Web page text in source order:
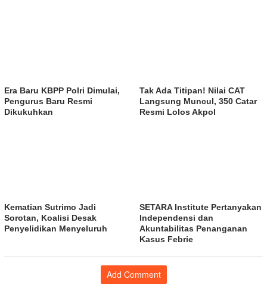
Era Baru KBPP Polri Dimulai,
Pengurus Baru Resmi
Dikukuhkan
Tak Ada Titipan! Nilai CAT
Langsung Muncul, 350 Catar
Resmi Lolos Akpol
Kematian Sutrimo Jadi
Sorotan, Koalisi Desak
Penyelidikan Menyeluruh
SETARA Institute Pertanyakan
Independensi dan
Akuntabilitas Penanganan
Kasus Febrie
Add Comment